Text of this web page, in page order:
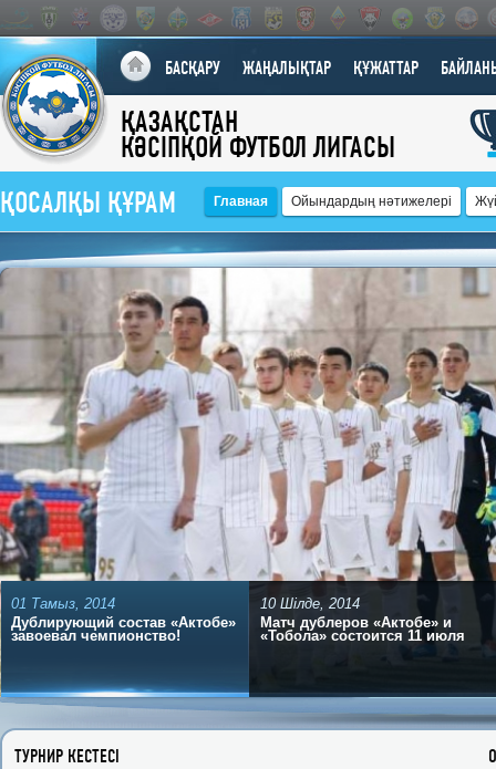
БАСҚАРУ ЖАҢАЛЫҚТАР ҚҰЖАТТАР
ҚАЗАҚСТАН
КӘСІПҚОЙ ФУТБОЛ ЛИГАСЫ
ҚОСАЛҚЫ ҚҰРАМ
Главная Ойындардың нәтижелері
01 Тамыз, 2014
Дублирующий состав «Актобе»
завоевал чемпионство!
10 Шілде, 2014
Матч дублеров «Актобе» и
«Тобола» состоится 11 июля
ТУРНИР КЕСТЕСІ